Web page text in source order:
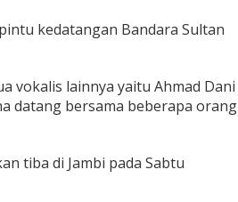
kedatangan Bandara Sultan
vokalis lainnya yaitu Ahmad Dani
datang bersama beberapa orang
tiba di Jambi pada Sabtu